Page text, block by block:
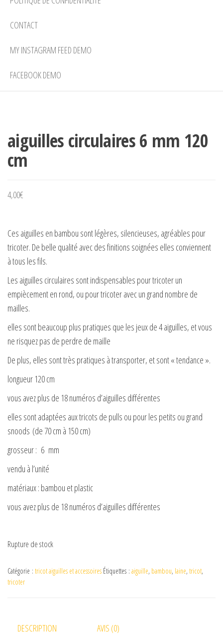
CONTACT
MY INSTAGRAM FEED DEMO
FACEBOOK DEMO
aiguilles circulaires 6 mm 120
cm
4,00€
Ces aiguilles en bambou sont légères, silencieuses, agréables pour
tricoter. De belle qualité avec des finitions soignées elles conviennent
à tous les fils.
Les aiguilles circulaires sont indispensables pour tricoter un
empiècement en rond, ou pour tricoter avec un grand nombre de
mailles.
elles sont beaucoup plus pratiques que les jeux de 4 aiguilles, et vous
ne risquez pas de perdre de maille
De plus, elles sont très pratiques à transporter, et sont « tendance ».
longueur 120 cm
vous avez plus de 18 numéros d’aiguilles différentes
elles sont adaptées aux tricots de pulls ou pour les petits ou grand
snoods (de 70 cm à 150 cm)
grosseur : 6 mm
vendu à l’unité
matériaux : bambou et plastic
vous avez plus de 18 numéros d’aiguilles différentes
Rupture de stock
Catégorie : tricot aiguilles et accessoires Étiquettes : aiguille, bambou, laine, tricot,
tricoter
DESCRIPTION AVIS (0)